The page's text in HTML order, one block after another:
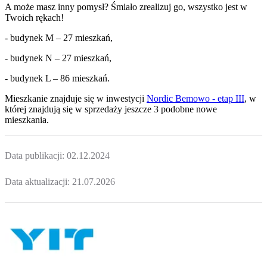
A może masz inny pomysł? Śmiało zrealizuj go, wszystko jest w
Twoich rękach!
- budynek M – 27 mieszkań,
- budynek N – 27 mieszkań,
- budynek L – 86 mieszkań.
Mieszkanie znajduje się w inwestycji Nordic Bemowo - etap III, w
której znajdują się w sprzedaży jeszcze 3 podobne nowe
mieszkania.
Data publikacji: 02.12.2024
Data aktualizacji: 21.07.2026